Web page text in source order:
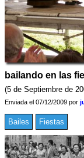
bailando en las
(5 de Septiembre de
Enviada el 07/12/2009 por
Bailes Fiestas